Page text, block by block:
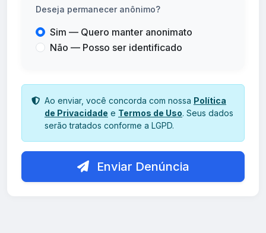
Deseja permanecer anônimo?
Sim — Quero manter anonimato
Não — Posso ser identificado
Ao enviar, você concorda com nossa Política
de Privacidade e Termos de Uso. Seus dados
serão tratados conforme a LGPD.
Enviar Denúncia